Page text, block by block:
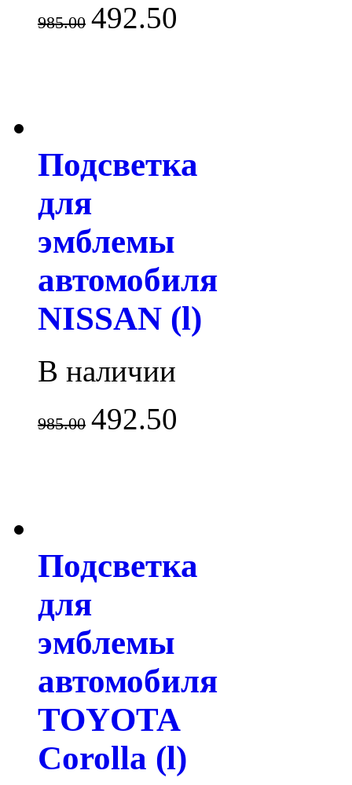
985.00 492.50
Подсветка
для
эмблемы
автомобиля
NISSAN (l)
В наличии
985.00 492.50
Подсветка
для
эмблемы
автомобиля
TOYOTA
Corolla (l)